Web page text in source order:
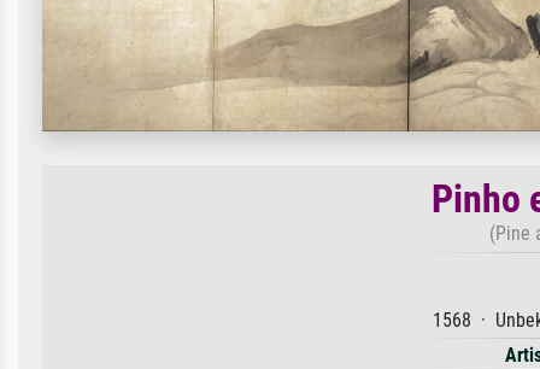
Pinho
(Pine
1568 ·